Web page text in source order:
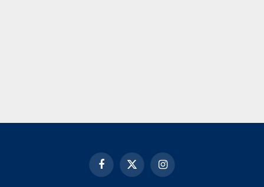
Facebook
X
Instagram